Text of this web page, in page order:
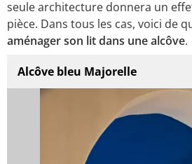
seule architecture donnera un
pièce. Dans tous les cas, voici de
aménager son lit dans une alcôve.
Alcôve bleu Majorelle